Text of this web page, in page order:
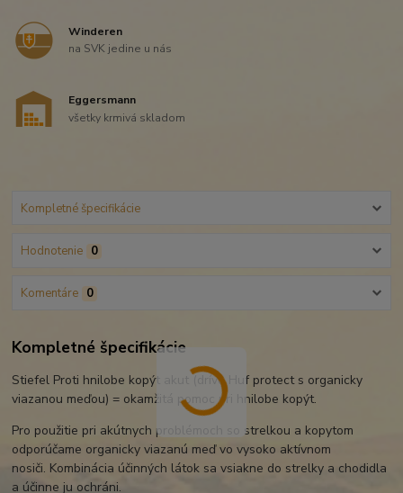
Winderen
na SVK jedine u nás
Eggersmann
všetky krmivá skladom
Kompletné špecifikácie
Hodnotenie 0
Komentáre 0
Kompletné špecifikácie
Stiefel Proti hnilobe kopýt akut (dríve Huf protect s organicky
viazanou meďou) = okamžitá pomoc pri hnilobe kopýt.
Pro použitie pri akútnych problémoch so strelkou a kopytom
odporúčame organicky viazanú meď vo vysoko aktívnom
nosiči. Kombinácia účinných látok sa vsiakne do strelky a chodidla
a účinne ju ochráni.